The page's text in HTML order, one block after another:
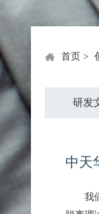
首页 >
研发
中天
我们